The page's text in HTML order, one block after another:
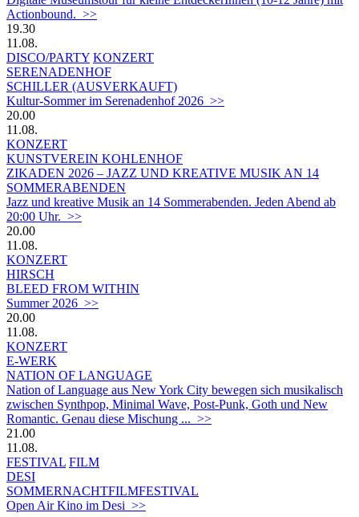
Actionbound. >>
19.30
11.08.
DISCO/PARTY KONZERT
SERENADENHOF
SCHILLER (AUSVERKAUFT)
Kultur-Sommer im Serenadenhof 2026 >>
20.00
11.08.
KONZERT
KUNSTVEREIN KOHLENHOF
ZIKADEN 2026 – JAZZ UND KREATIVE MUSIK AN 14
SOMMERABENDEN
Jazz und kreative Musik an 14 Sommerabenden. Jeden Abend ab
20:00 Uhr. >>
20.00
11.08.
KONZERT
HIRSCH
BLEED FROM WITHIN
Summer 2026 >>
20.00
11.08.
KONZERT
E-WERK
NATION OF LANGUAGE
Nation of Language aus New York City bewegen sich musikalisch
zwischen Synthpop, Minimal Wave, Post-Punk, Goth und New
Romantic. Genau diese Mischung ... >>
21.00
11.08.
FESTIVAL FILM
DESI
SOMMERNACHTFILMFESTIVAL
Open Air Kino im Desi >>